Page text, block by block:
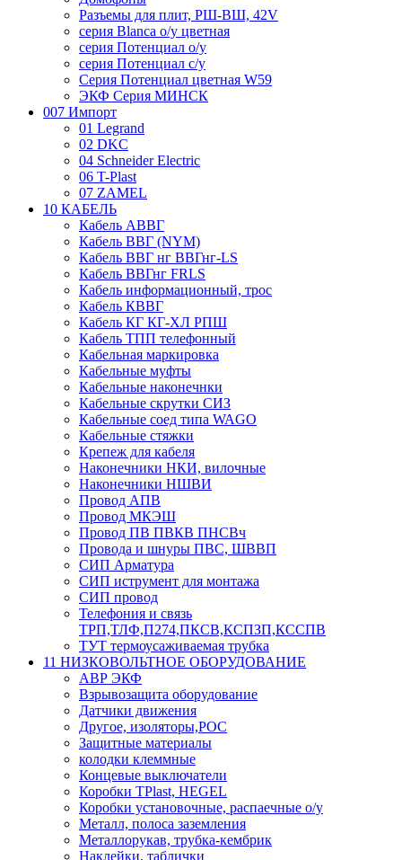
Разъемы для плит, РШ-ВШ, 42V
серия Blanca о/у цветная
серия Потенциал о/у
серия Потенциал с/у
Серия Потенциал цветная W59
ЭКФ Серия МИНСК
007 Импорт
01 Legrand
02 DKC
04 Schneider Electric
06 T-Plast
07 ZAMEL
10 КАБЕЛЬ
Кабель АВВГ
Кабель ВВГ (NYM)
Кабель ВВГ нг ВВГнг-LS
Кабель ВВГнг FRLS
Кабель информационный, трос
Кабель КВВГ
Кабель КГ КГ-ХЛ РПШ
Кабель ТПП телефонный
Кабельная маркировка
Кабельные муфты
Кабельные наконечнки
Кабельные скрутки СИЗ
Кабельные соед типа WAGO
Кабельные стяжки
Крепеж для кабеля
Наконечники НКИ, вилочные
Наконечники НШВИ
Провод АПВ
Провод МКЭШ
Провод ПВ ПВКВ ПНСВч
Провода и шнуры ПВС, ШВВП
СИП Арматура
СИП иструмент для монтажа
СИП провод
Телефония и связь
ТРП,ТЛФ,П274,ПКСВ,КСПЗП,КССПВ
ТУТ термоусаживаемая трубка
11 НИЗКОВОЛЬТНОЕ ОБОРУДОВАНИЕ
АВР ЭКФ
Взрывозащита оборудование
Датчики движения
Другое, изоляторы,РОС
Защитные материалы
колодки клеммные
Концевые выключатели
Коробки TPlast, HEGEL
Коробки установочные, распаечные о/у
Металл, полоса заземления
Металлорукав, трубка-кембрик
Наклейки, таблички